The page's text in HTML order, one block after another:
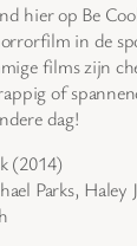
hier op Be
in de
films zijn
of
dag!
(2014)
Parks, Haley